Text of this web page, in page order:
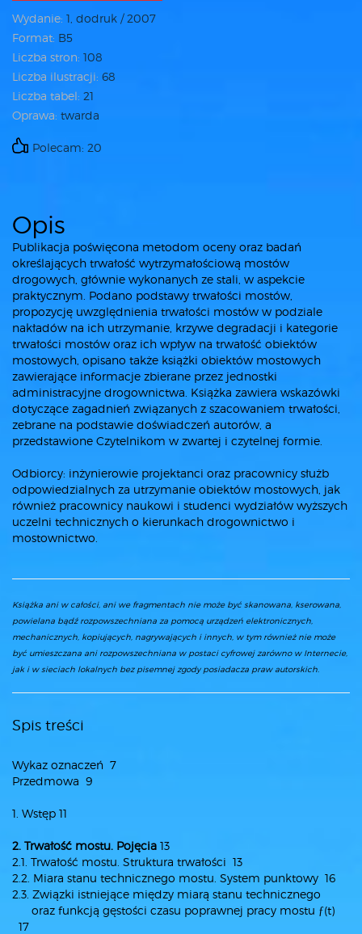
Wydanie: 1, dodruk / 2007
Format: B5
Liczba stron: 108
Liczba ilustracji: 68
Liczba tabel: 21
Oprawa: twarda
Polecam: 20
Opis
Publikacja poświęcona metodom oceny oraz badań
określających trwałość wytrzymałościową mostów
drogowych, głównie wykonanych ze stali, w aspekcie
praktycznym. Podano podstawy trwałości mostów,
propozycję uwzględnienia trwałości mostów w podziale
nakładów na ich utrzymanie, krzywe degradacji i kategorie
trwałości mostów oraz ich wpływ na trwałość obiektów
mostowych, opisano także książki obiektów mostowych
zawierające informacje zbierane przez jednostki
administracyjne drogownictwa. Książka zawiera wskazówki
dotyczące zagadnień związanych z szacowaniem trwałości,
zebrane na podstawie doświadczeń autorów, a
przedstawione Czytelnikom w zwartej i czytelnej formie.
Odbiorcy: inżynierowie projektanci oraz pracownicy służb
odpowiedzialnych za utrzymanie obiektów mostowych, jak
również pracownicy naukowi i studenci wydziałów wyższych
uczelni technicznych o kierunkach drogownictwo i
mostownictwo.
Książka ani w całości, ani we fragmentach nie może być skanowana, kserowana,
powielana bądź rozpowszechniana za pomocą urządzeń elektronicznych,
mechanicznych, kopiujących, nagrywających i innych, w tym również nie może
być umieszczana ani rozpowszechniana w postaci cyfrowej zarówno w Internecie,
jak i w sieciach lokalnych bez pisemnej zgody posiadacza praw autorskich.
Spis treści
Wykaz oznaczeń 7
Przedmowa 9
1. Wstęp 11
2. Trwałość mostu. Pojęcia 13
2.1. Trwałość mostu. Struktura trwałości 13
2.2. Miara stanu technicznego mostu. System punktowy 16
2.3. Związki istniejące między miarą stanu technicznego
oraz funkcją gęstości czasu poprawnej pracy mostu ƒ(t)
17